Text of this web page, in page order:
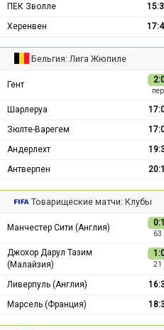
ПЕК Зволле
Херенвен
Бельгия: Лига Жюпиле
Гент
пер.
Шарлеруа
Зюлте-Варегем
Андерлехт
Антверпен
Товарищеские матчи: Клубы
Манчестер Сити (Англия) 0:1
63 ′
Джохор Дарул Тазим
(Малайзия)
21 ′
Ливерпуль (Англия)
Марсель (Франция)